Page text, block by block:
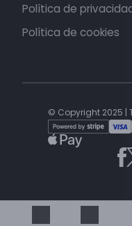
Política de
Política de cookies
© Copyright 2025 |